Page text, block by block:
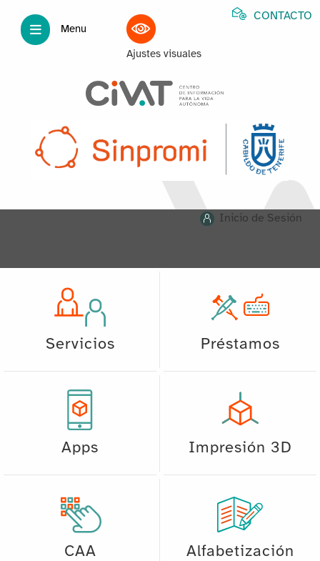
Menu
Ajustes visuales
CONTACTO
Inicio de Sesión
Servicios Préstamos
Apps Impresión 3D
CAA Alfabetización